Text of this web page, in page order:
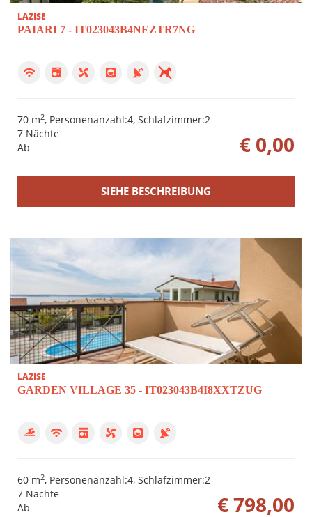
LAZISE
PAIARI 7 - IT023043B4NEZTR7NG
70 m2, Personenanzahl:4, Schlafzimmer:2
€ 0,00
7 Nächte
Ab
SIEHE BESCHREIBUNG
LAZISE
GARDEN VILLAGE 35 - IT023043B4I8XXTZUG
60 m2, Personenanzahl:4, Schlafzimmer:2
€ 798,00
7 Nächte
Ab